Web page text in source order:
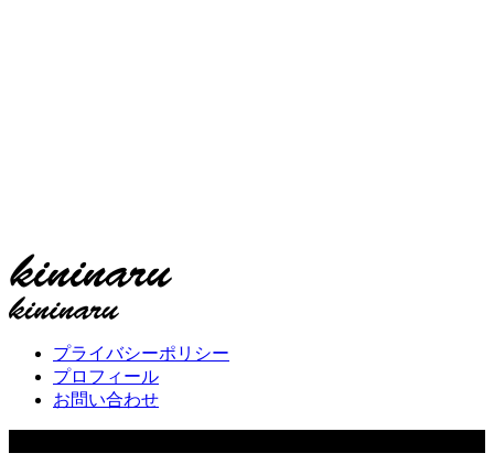
プライバシーポリシー
プロフィール
お問い合わせ